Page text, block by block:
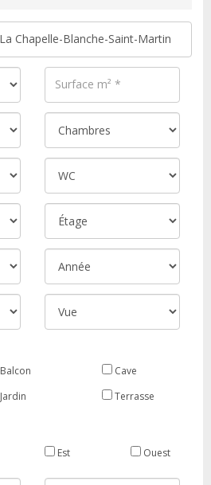
Balcon
Cave
Jardin Terrasse
Est Ouest